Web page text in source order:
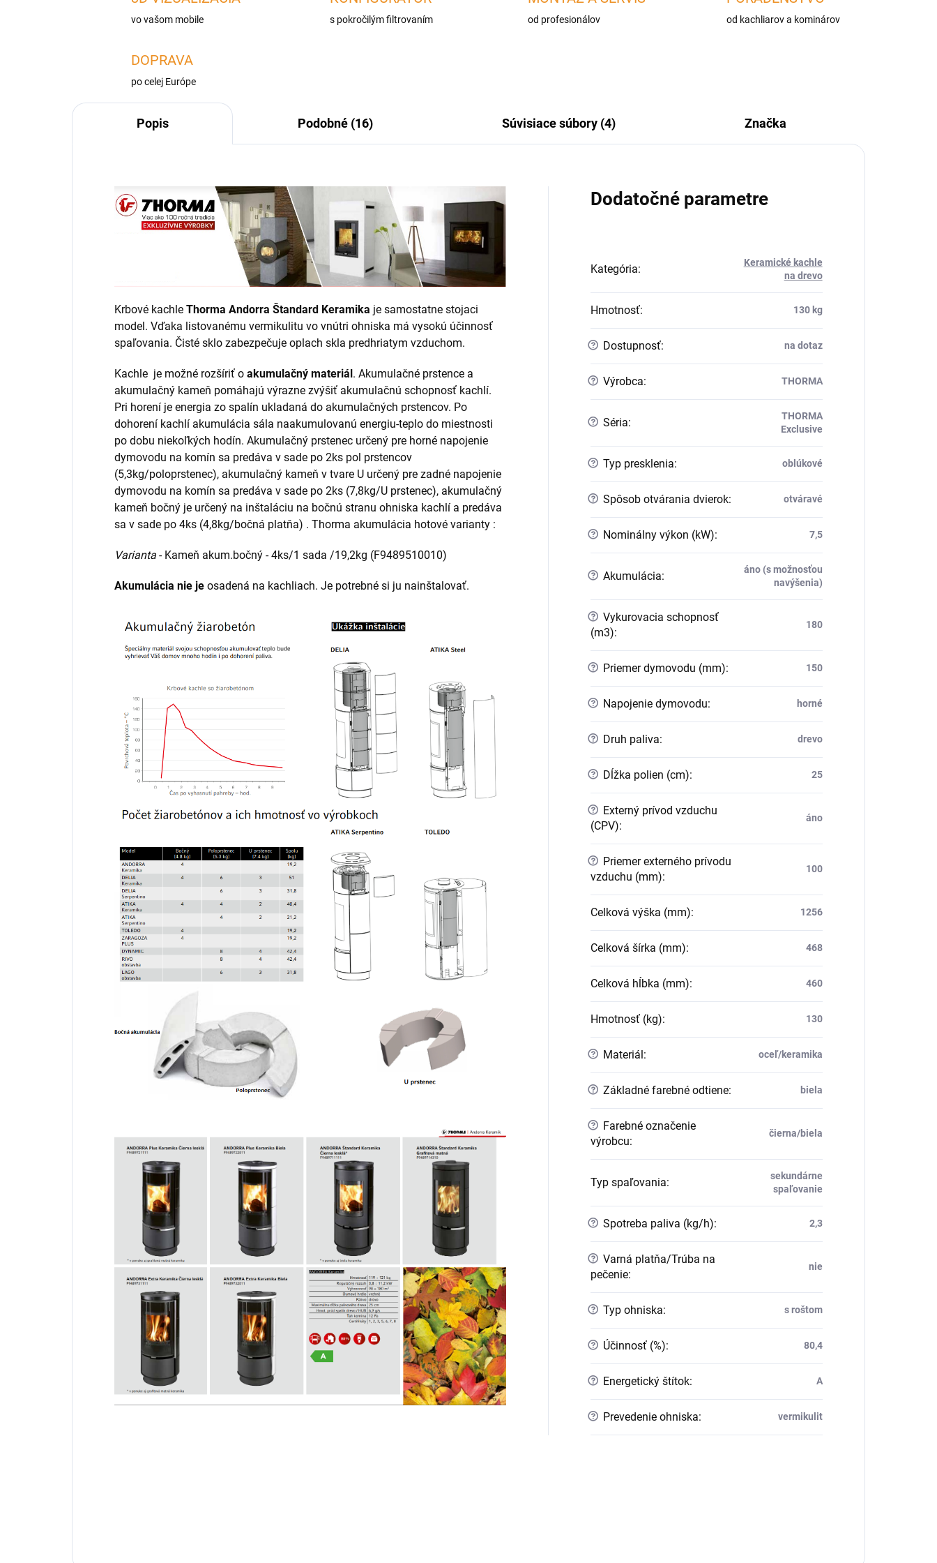
vo vašom mobile s pokročilým filtrovaním od profesionálov od kachliarov a kominárov
DOPRAVA
po celej Európe
Popis Podobné (16) Súvisiace súbory (4) Značka
Krbové kachle Thorma Andorra Štandard Keramika je samostatne stojaci
model. Vďaka listovanému vermikulitu vo vnútri ohniska má vysokú účinnosť
spaľovania. Čisté sklo zabezpečuje oplach skla predhriatym vzduchom.
Kachle je možné rozšíriť o akumulačný materiál. Akumulačné prstence a
akumulačný kameň pomáhajú výrazne zvýšiť akumulačnú schopnosť kachlí.
Pri horení je energia zo spalín ukladaná do akumulačných prstencov. Po
dohorení kachlí akumulácia sála naakumulovanú energiu-teplo do miestnosti
po dobu niekoľkých hodín. Akumulačný prstenec určený pre horné napojenie
dymovodu na komín sa predáva v sade po 2ks pol prstencov
(5,3kg/poloprstenec), akumulačný kameň v tvare U určený pre zadné napojenie
dymovodu na komín sa predáva v sade po 2ks (7,8kg/U prstenec), akumulačný
kameň bočný je určený na inštaláciu na bočnú stranu ohniska kachlí a predáva
sa v sade po 4ks (4,8kg/bočná platňa) . Thorma akumulácia hotové varianty :
Varianta - Kameň akum.bočný - 4ks/1 sada /19,2kg (F9489510010)
Akumulácia nie je osadená na kachliach. Je potrebné si ju nainštalovať.
Dodatočné parametre
Kategória:
Keramické kachle
na drevo
Hmotnosť: 130 kg
? Dostupnosť: na dotaz
? Výrobca: THORMA
? Séria:
THORMA
Exclusive
? Typ presklenia: oblúkové
? Spôsob otvárania dvierok: otváravé
? Nominálny výkon (kW): 7,5
? Akumulácia:
áno (s možnosťou
navýšenia)
? Vykurovacia schopnosť
(m3):
180
? Priemer dymovodu (mm): 150
? Napojenie dymovodu: horné
? Druh paliva: drevo
? Dĺžka polien (cm): 25
?
Externý prívod vzduchu
(CPV):
áno
?
Priemer externého prívodu
vzduchu (mm):
100
Celková výška (mm): 1256
Celková šírka (mm): 468
Celková hĺbka (mm): 460
Hmotnosť (kg): 130
? Materiál : oceľ/keramika
? Základné farebné odtiene: biela
?
Farebné označenie
výrobcu:
čierna/biela
Typ spaľovania:
sekundárne
spaľovanie
? Spotreba paliva (kg/h): 2,3
? Varná platňa/Trúba na
pečenie:
nie
? Typ ohniska: s roštom
? Účinnosť (%): 80,4
? Energetický štítok: A
? Prevedenie ohniska: vermikulit